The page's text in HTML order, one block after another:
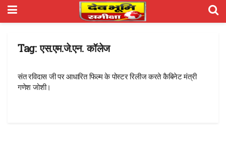
Tag:एस.एम.जे.एन. कॉलेज
संत रविदास जी पर आधारित फिल्म के पोस्टर रिलीज करते कैबिनेट मंत्री
गणेश जोशी।